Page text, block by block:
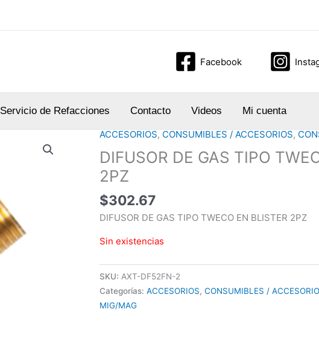
Facebook
Servicio de Refacciones Contacto Videos Mi cuenta
ACCESORIOS, CONSUMIBLES / ACCESORIOS,
DIFUSOR DE GAS TIPO
2PZ
$302.67
DIFUSOR DE GAS TIPO TWECO EN BLISTER 2PZ
Sin existencias
SKU: AXT-DF52FN-2
Categorías:ACCESORIOS,CONSUMIBLES /
MIG/MAG